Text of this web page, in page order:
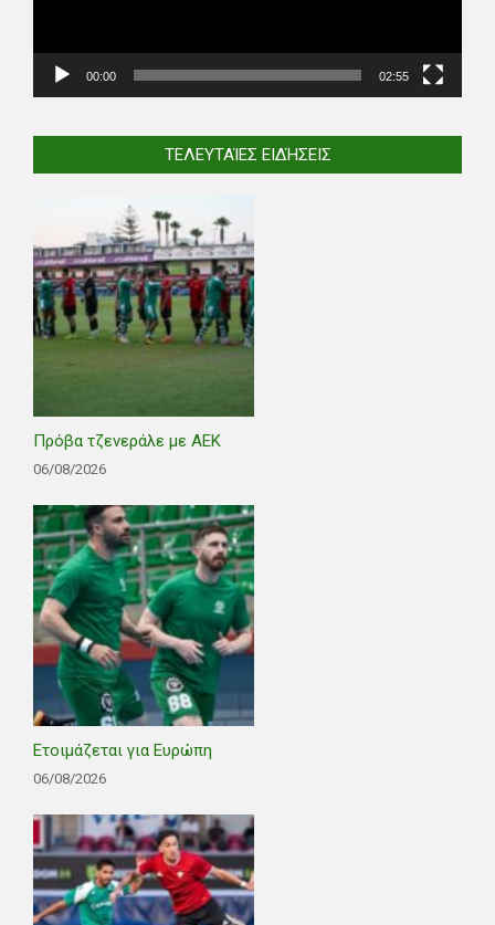
00:00 02:55
ΤΕΛΕΥΤΑΊΕΣ ΕΙΔΉΣΕΙΣ
Πρόβα τζενεράλε με ΑΕΚ
06/08/2026
Ετοιμάζεται για Ευρώπη
06/08/2026